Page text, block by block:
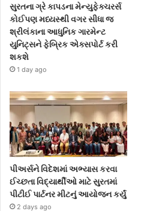
સુરતના ગ્રે કાપડના મેન્યુફેક્ચરર્સ
કોઈપણ મધ્યસ્થી વગર સીધા જ
શ્રીલંકાના આધુનિક ગારમેન્ટ
યુનિટ્સને ફેબ્રિક એક્સપોર્ટ કરી
શકશે
1 day ago
પીઅર્સને વિદેશમાં અભ્યાસ કરવા
ઈચ્છતા વિદ્યાર્થીઓ માટે સુરતમાં
પીટીઈ પાર્ટનર મીટનું આયોજન કર્યું
2 days ago